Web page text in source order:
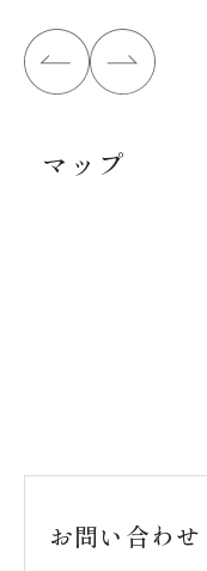
マップ
お問い合わせ